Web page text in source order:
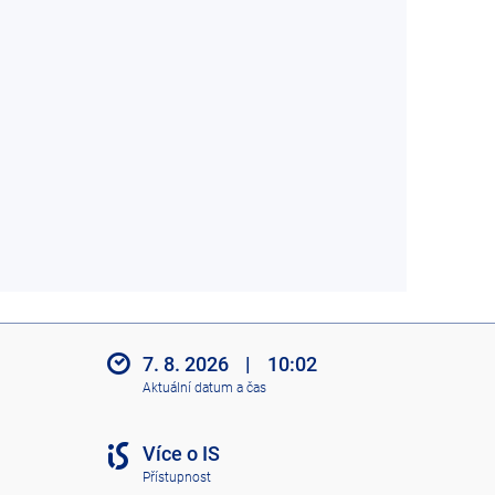
7. 8. 2026 | 10:02
Aktuální datum a čas
Více o IS
Přístupnost